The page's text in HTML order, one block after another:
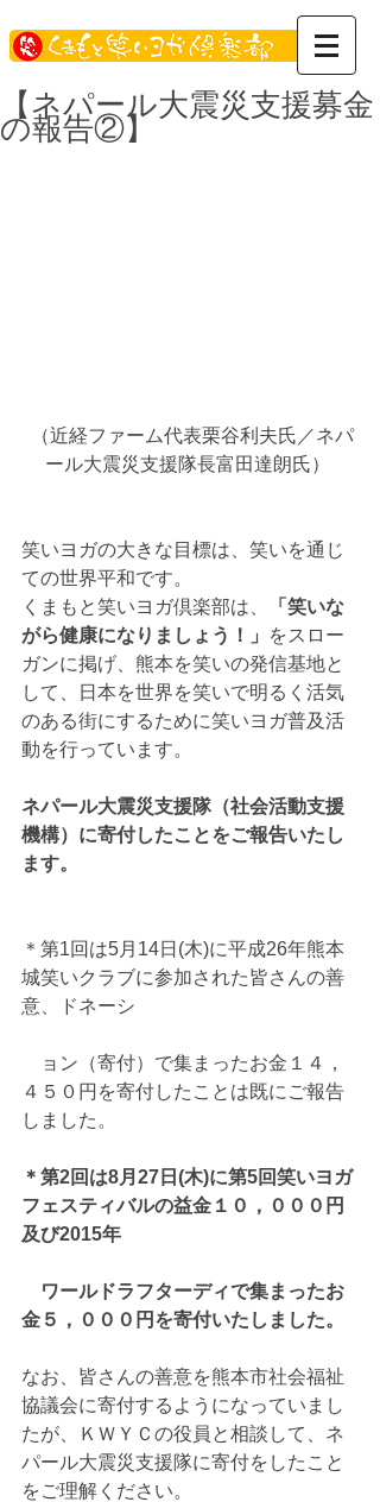
【ネパール大震災支援募金
の報告②】
ール大震災支援隊長富田達朗氏）
笑いヨガの大きな目標は、笑いを通じ
ての世界平和です。
くまもと笑いヨガ倶楽部は、
「笑いな
がら健康になりましょう！」
をスロー
ガンに掲げ、熊本を笑いの発信基地と
して、日本を世界を笑いで明るく活気
のある街にするために笑いヨガ普及活
動を行っています。
ネパール大震災支援隊（社会活動支援
機構）に寄付したことをご報告いたし
ます。
＊第1回は5月14日(木)に平成26年熊本
城笑いクラブに参加された皆さんの善
意、ドネーシ
ョン（寄付）で集まったお金１４，
４５０円を寄付したことは既にご報告
しました。
＊第2回は8月27日(木)に第5回笑いヨガ
フェスティバルの益金１０，０００円
及び2015年
ワールドラフターディで集まったお
金５，０００円を寄付いたしました。
なお、皆さんの善意を熊本市社会福祉
協議会に寄付するようになっていまし
たが、ＫＷＹＣの役員と相談して、ネ
パール大震災支援隊に寄付をしたこと
をご理解ください。